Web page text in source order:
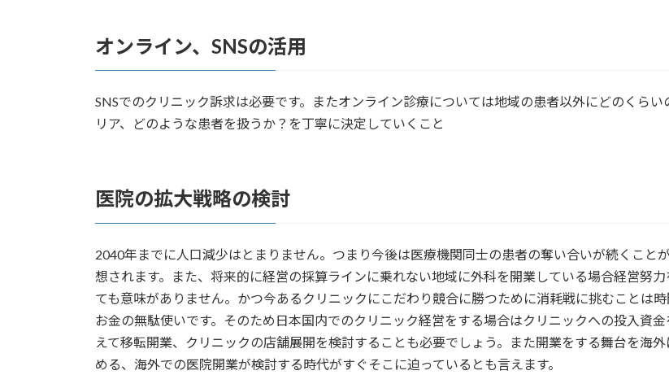
オンライン、SNSの活用
SNSでのクリニック訴求は必要です。またオンライン診療については地域の患者以外にどのくらい
リア、どのような患者を扱うか？を丁寧に決定していくこと
医院の拡大戦略の検討
2040年までに人口減少はとまりません。つまり今後は医療機関同士の患者の奪い合いが続くこと
想されます。また、将来的に経営の採算ラインに乗れない地域に外科を開業している場合経営努力
ても意味がありません。かつ今あるクリニックにこだわり競合に勝つために消耗戦に挑むことは時
お金の無駄使いです。そのため日本国内でのクリニック経営をする場合はクリニックへの投入資金
えて移転開業、クリニックの店舗展開を検討することも必要でしょう。また開業をする舞台を海外
める、海外での医院開業が検討する時代がすぐそこに迫っているとも言えます。